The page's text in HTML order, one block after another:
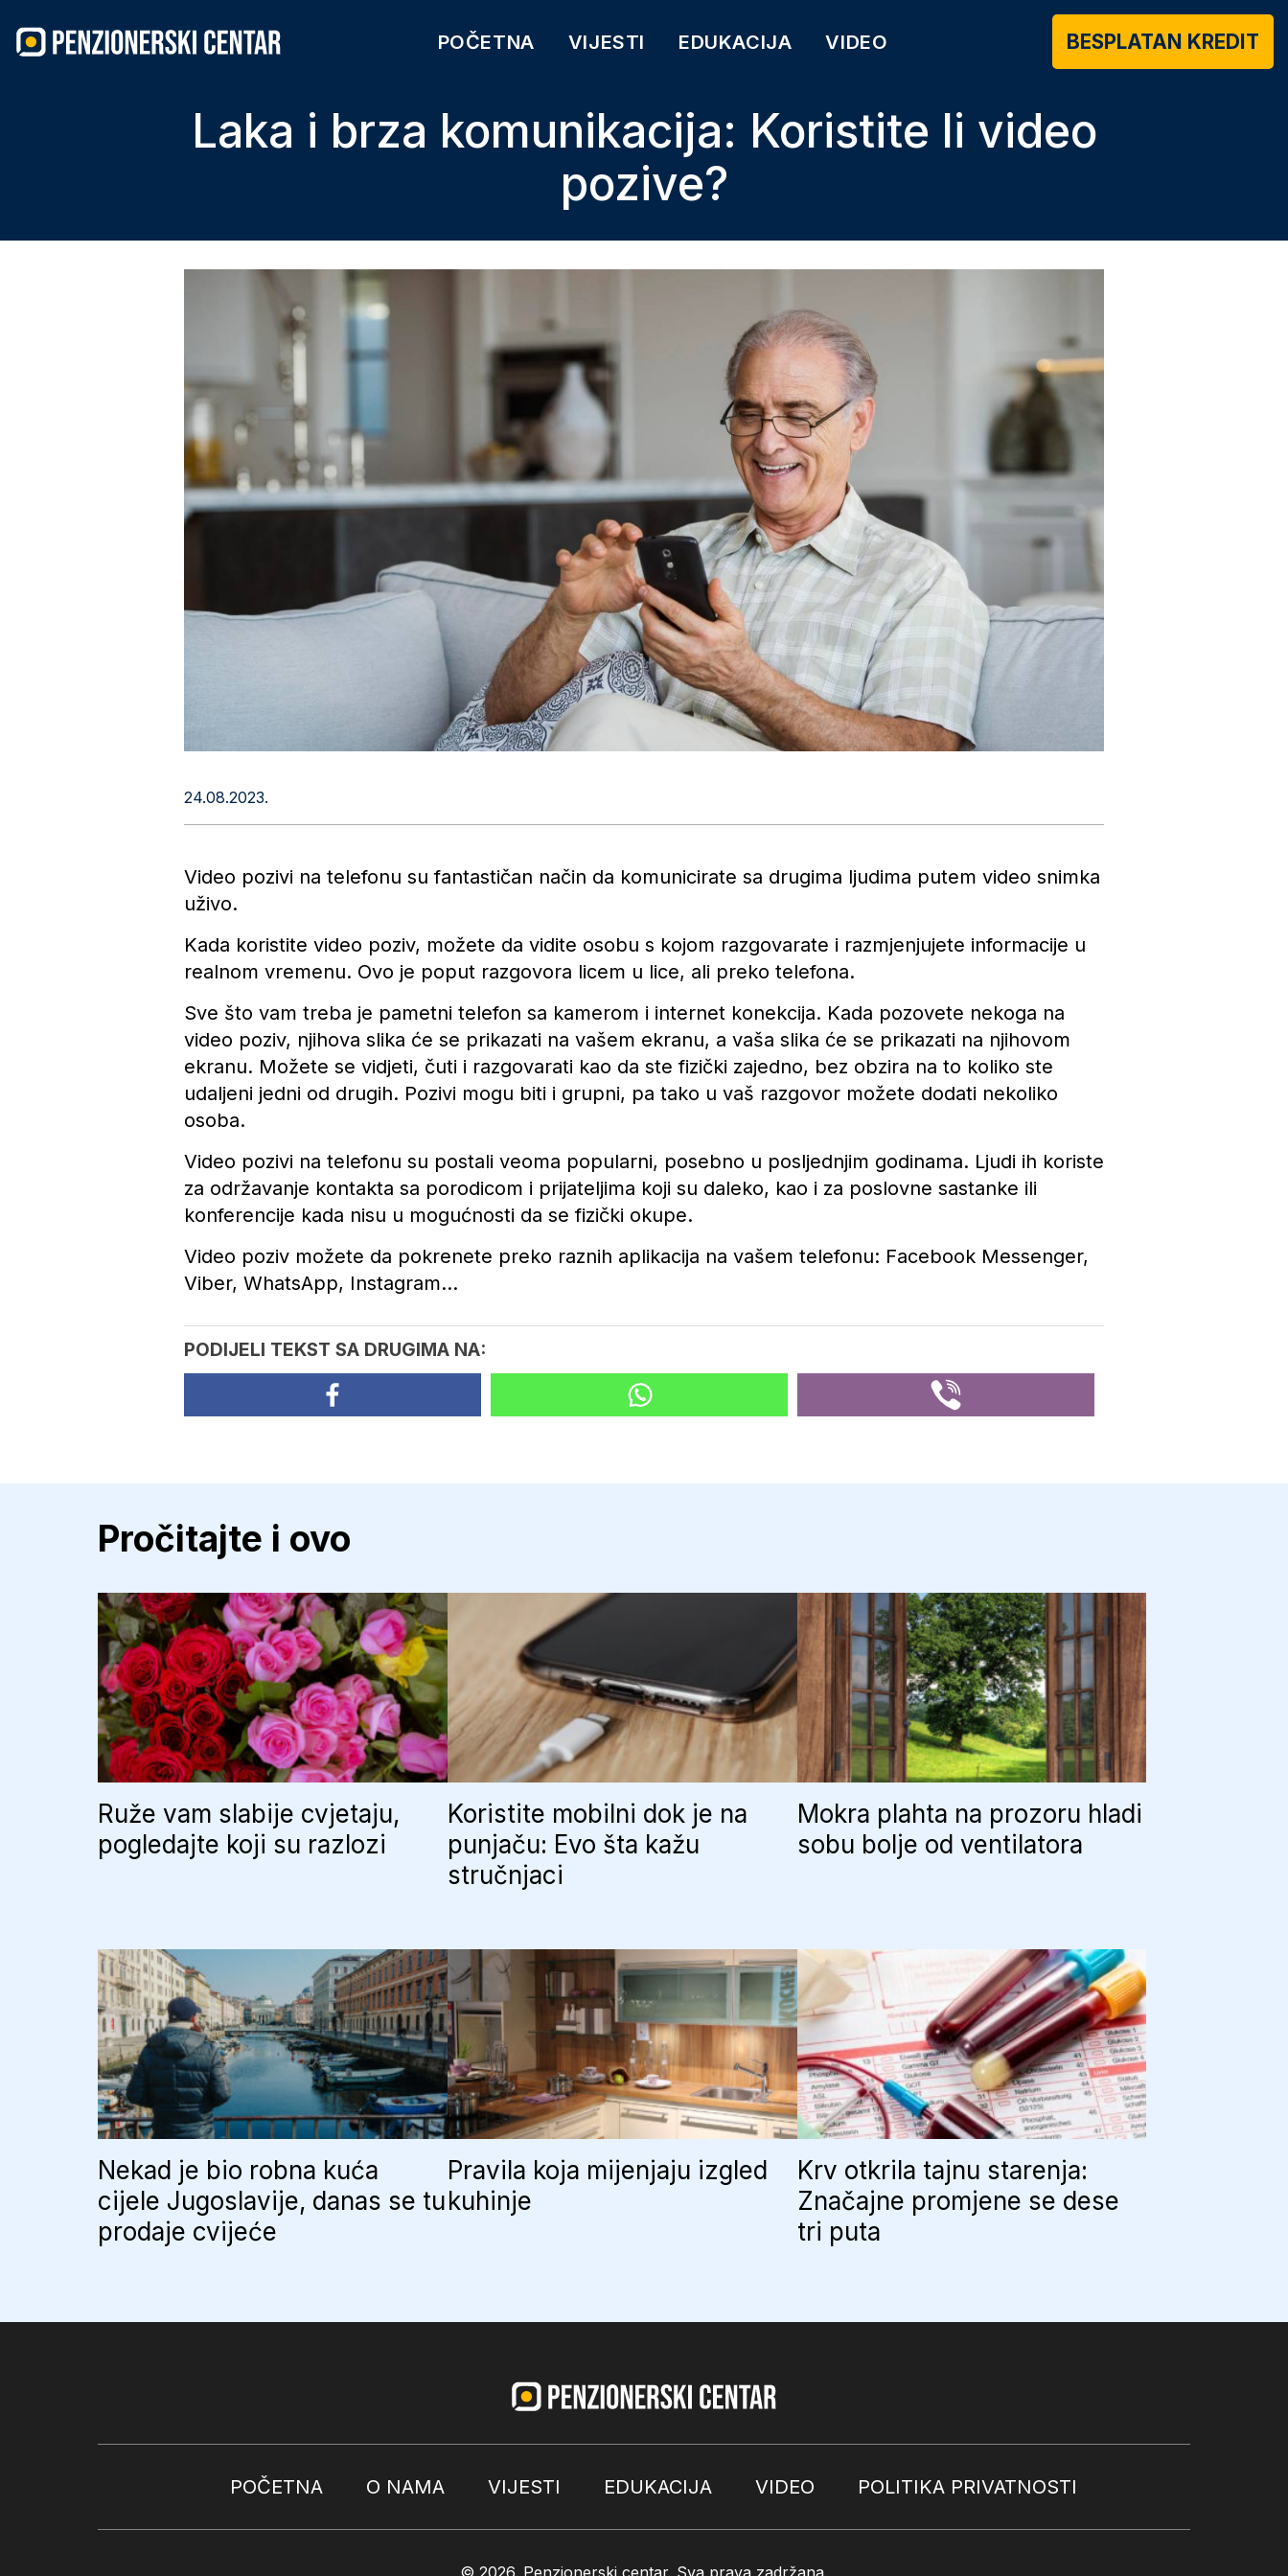
content
POČETNA VIJESTI EDUKACIJA VIDEO BESPLATAN KREDIT
Laka i brza komunikacija: Koristite li video
pozive?
24.08.2023.
Video pozivi na telefonu su fantastičan način da komunicirate sa drugima ljudima putem video snimka
uživo.
Kada koristite video poziv, možete da vidite osobu s kojom razgovarate i razmjenjujete informacije u
realnom vremenu. Ovo je poput razgovora licem u lice, ali preko telefona.
Sve što vam treba je pametni telefon sa kamerom i internet konekcija. Kada pozovete nekoga na
video poziv, njihova slika će se prikazati na vašem ekranu, a vaša slika će se prikazati na njihovom
ekranu. Možete se vidjeti, čuti i razgovarati kao da ste fizički zajedno, bez obzira na to koliko ste
udaljeni jedni od drugih. Pozivi mogu biti i grupni, pa tako u vaš razgovor možete dodati nekoliko
osoba.
Video pozivi na telefonu su postali veoma popularni, posebno u posljednjim godinama. Ljudi ih koriste
za održavanje kontakta sa porodicom i prijateljima koji su daleko, kao i za poslovne sastanke ili
konferencije kada nisu u mogućnosti da se fizički okupe.
Video poziv možete da pokrenete preko raznih aplikacija na vašem telefonu: Facebook Messenger,
Viber, WhatsApp, Instagram…
PODIJELI TEKST SA DRUGIMA NA:
Pročitajte i ovo
Ruže vam slabije cvjetaju,
pogledajte koji su razlozi
Koristite mobilni dok je na
punjaču: Evo šta kažu
stručnjaci
Mokra plahta na prozoru hladi
sobu bolje od ventilatora
Nekad je bio robna kuća
cijele Jugoslavije, danas se tu
prodaje cvijeće
Pravila koja mijenjaju izgled
kuhinje
Krv otkrila tajnu starenja:
Značajne promjene se dese
tri puta
POČETNA O NAMA VIJESTI EDUKACIJA VIDEO POLITIKA PRIVATNOSTI